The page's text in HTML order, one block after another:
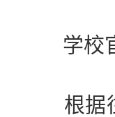
学校官
根据往